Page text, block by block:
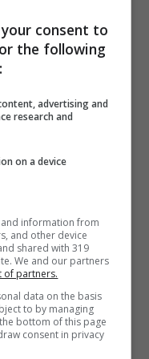
i sintomi
vertigini e
la moglie del
finito di
successo
mangiato. “
sul muro e
il cliente di
ripetere
consent to
the following
advertising and
research and
on a device
information from
and other device
shared with 319
We and our partners
of partners.
data on the basis
to by managing
bottom of this page
consent in privacy